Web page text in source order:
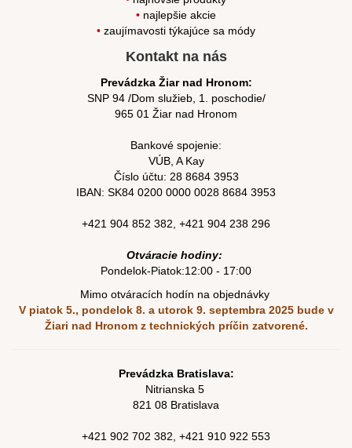
• najlepšie akcie
• zaujímavosti týkajúce sa módy
Kontakt na nás
Prevádzka Žiar nad Hronom:
SNP 94 /Dom služieb, 1. poschodie/
965 01 Žiar nad Hronom
Bankové spojenie:
VÚB, A Kay
Číslo účtu: 28 8684 3953
IBAN: SK84 0200 0000 0028 8684 3953
+421 904 852 382 +421 904 238 296
Otváracie hodiny:
Pondelok-Piatok:12:00 - 17:00
Mimo otváracích hodín na objednávky
V piatok 5., pondelok 8. a utorok 9. septembra 2025 bude v
Žiari nad Hronom z technických príčin zatvorené.
Prevádzka Bratislava:
Nitrianska 5
821 08 Bratislava
+421 902 702 382 +421 910 922 553